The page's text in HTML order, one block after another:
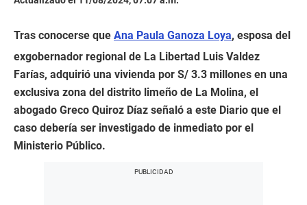
Tras conocerse que Ana Paula Ganoza Loya, esposa del
exgobernador regional de La Libertad Luis Valdez
Farías, adquirió una vivienda por S/ 3.3 millones en una
exclusiva zona del distrito limeño de La Molina, el
abogado Greco Quiroz Díaz señaló a este Diario que el
caso debería ser investigado de inmediato por el
Ministerio Público.